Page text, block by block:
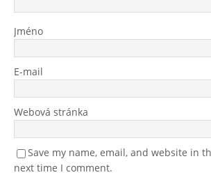
Jméno
E-mail
Webová stránka
Save my name, email, and website in
next time I comment.